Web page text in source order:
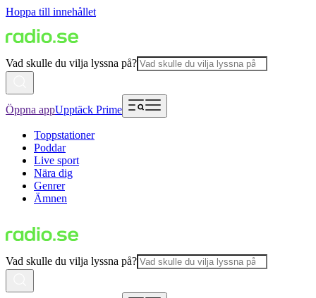
Hoppa till innehållet
Vad skulle du vilja lyssna på?
Öppna appUpptäck Prime
Toppstationer
Poddar
Live sport
Nära dig
Genrer
Ämnen
Vad skulle du vilja lyssna på?